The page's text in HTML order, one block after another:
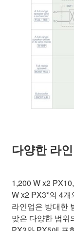
다양한 라
1,200 W x2
W x2 PX3*의 4개
라인업은 방대한
맞은 다양한 범위